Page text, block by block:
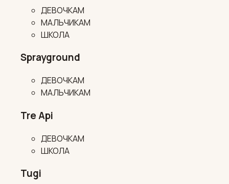
ДЕВОЧКАМ
МАЛЬЧИКАМ
ШКОЛА
Sprayground
ДЕВОЧКАМ
МАЛЬЧИКАМ
Tre Api
ДЕВОЧКАМ
ШКОЛА
Tugi